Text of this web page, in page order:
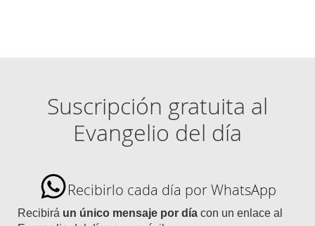
Suscripción gratuita al
Evangelio del día
Recibirlo cada día por WhatsApp
Recibirá un único mensaje por día con un enlace al